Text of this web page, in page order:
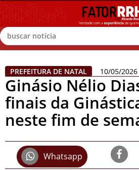
Buscar
PREFEITURA DE NATAL 10/05/2026
Ginásio Nélio
finais da
neste fim de
Whatsapp